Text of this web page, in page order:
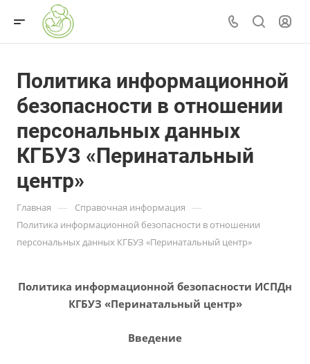
Политика информационной
безопасности в отношении
персональных данных
КГБУЗ «Перинатальный
центр»
Главная — Справочная информация —
Политика информационной безопасности в отношении
персональных данных КГБУЗ «Перинатальный центр»
Политика информационной безопасности ИСПДн
КГБУЗ «Перинатальный центр»
Введение